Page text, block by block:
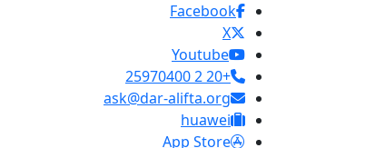
Facebook
X
Youtube
+20 2 25970400
ask@dar-alifta.org
huawei
App Store